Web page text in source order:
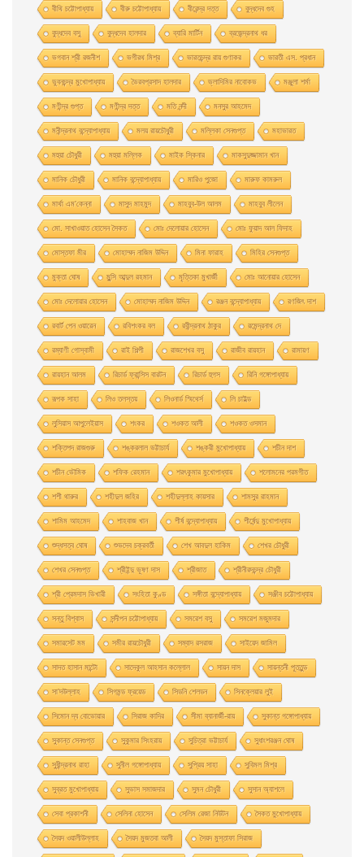
বীথি চট্টোপাধ্যায় বীরু চট্টোপাধ্যায় বীরেন্দ্র দত্ত বুদ্ধদেব গুহ
বুদ্ধদেব বসু বুদ্ধদেব হালদার ব্যারি মার্টিন ব্রজেন্দ্রনাথ ধর
ভগবান শ্রী রজনীশ ভগীরথ মিশ্র ভারতচন্দ্র রায় গুণাকর ভারতী এস. প্রধান
ভুবনচন্দ্র মুখোপাধ্যায় ভৈরবপ্রসাদ হালদার ভ্লাদিমির নাবোকভ মঞ্জুলা শর্মা
মণীন্দ্র গুপ্ত মণীন্দ্র দত্ত মতি নন্দী মনসুর আহমেদ
মনীন্দ্রনাথ বন্দ্যোপাধ্যায় মলয় রায়চৌধুরী মল্লিকা সেনগুপ্ত মহাভারত
মহুয়া চৌধুরী মহুয়া মল্লিক মাইক স্কিনার মাকসুদুজ্জামান খান
মানিক চৌধুরী মানিক বন্দ্যোপাধ্যায় মারিও পুজো মারুফ কামরুল
মার্থা এম'কেন্না মাসুদ মাহমুদ মাহবুব-উল আলম মাহবুব লীলেন
মাে. সাখাওয়াত হােসেন সৈকত মােঃ দেলােয়ার হােসেন মােঃ ফুয়াদ আল ফিদাহ
মােস্তফা মীর মােহাম্মদ নাজিম উদ্দিন মিনা ফারাহ মিহির সেনগুপ্ত
মুক্তা ঘোষ মুন্সি আব্দুল রহমান মৃত্তিকা মুখার্জী মোঃ আনোয়ার হোসেন
মোঃ দেলোয়ার হােসেন মোহাম্মদ নাজিম উদ্দিন রঞ্জন বন্দ্যোপাধ্যায় রণজিৎ দাশ
রবার্ট পেন ওয়ারেন রবিশংকর বল রবীন্দ্রনাথ ঠাকুর রমেন্দ্রনাথ দে
রম্যাণী গোস্বামী রাই শিল্পী রাজশেখর বসু রাজীব রায়হান রামায়ণ
রায়হান আলম রিচার্ড ফ্রান্সিস বারটন রিচার্ড হুগস রিনি গঙ্গোপাধ্যায়
রূপক সাহা লিও তলস্তয় লিওনার্ড স্মিথের্স লি চাইল্ড
লুসিয়াস আপুলেইয়াস শংকর শওকত আলী শওকত ওসমান
শক্তিপদ রাজগুরু শঙ্করলাল ভট্টাচার্য শঙ্করী মুখােপাধ্যায় শচীন দাশ
শচীন ভৌমিক শফিক রেহমান শরৎকুমার মুখোপাধ্যায় শলোমনের পরমগীত
শশী থারুর শহীদুল জহির শহীদুল্লাহ কায়সার শামসুর রাহমান
শামিম আহমেদ শাহবাজ খান শীর্ষ বন্দ্যোপাধ্যায় শীর্ষেন্দু মুখোপাধ্যায়
শুদ্ধসত্ব ঘোষ শুভদেব চক্রবর্তী শেখ আবদুল হাকিম শেখর চৌধুরী
শেখর সেনগুপ্ত শ্রীইন্দু ভূষণ দাস শ্রীজাত শ্রীনীরদচন্দ্র চৌধুরী
শ্রী প্রেমদাস ভিখারী সংহিতা কুণ্ড সঙ্গীতা বন্দ্যোপাধ্যায় সঞ্জীব চট্টোপাধ্যায়
সন্তু বিশ্বাস সন্দীপন চট্টোপাধ্যায় সমরেশ বসু সমরেশ মজুমদার
সমারসেট মম সমীর রায়চৌধুরী সম্বাদ রসরাজ সাইয়েদ জামিল
সাদত হাসান মান্টো সাদেকুল আহসান কল্লোল সায়ন দাস সায়ন্তনী পূততুন্ড
সা’দউল্লাহ সিগমন্ড ফ্রয়েড সিডনি শেলডন সিনক্লেয়ার লুই
সিমোন দ্য বোভোয়ার সিরাজ কাদির সীমা ব্যানার্জী-রায় সুকান্ত গঙ্গোপাধ্যায়
সুকান্ত সেনগুপ্ত সুকুমার সিংহরায় সুচিত্রা ভট্টাচার্য সুধাংশরঞ্জন ঘোষ
সুধীন্দ্রনাথ রাহা সুনীল গঙ্গোপাধ্যায় সুপ্রিয় সাহা সুবিমল মিশ্র
সুব্রত মুখোপাধ্যায় সুভাস সমাজদার সুমন চৌধুরী সুসান অ্যাশলে
সেবা প্রকাশনী সেলিনা হােসেন সেলিম রেজা নিউটন সৈকত মুখোপাধ্যায়
সৈয়দ ওয়ালীউল্লাহ সৈয়দ মুজতবা আলী সৈয়দ মুস্তাফা সিরাজ